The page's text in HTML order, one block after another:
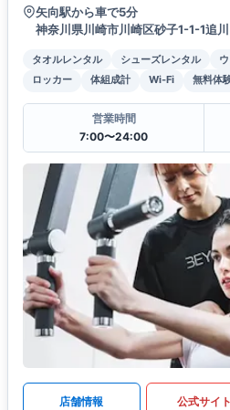
矢向駅から車で5分
神奈川県川崎市川崎区砂子1-1-1追
タオルレンタル シューズレンタル
ロッカー
体組成計 Wi-Fi 無料体
営業時間
7:00〜24:00
店舗情報 公式サイト